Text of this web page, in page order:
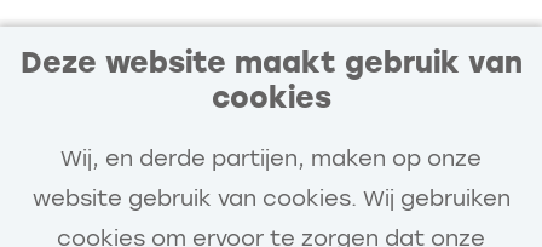
Deze website maakt gebruik van
cookies
Wij, en derde partijen, maken op onze
website gebruik van cookies. Wij gebruiken
cookies om ervoor te zorgen dat onze
Blijf op de hoogte van
vacatures die bij jou passen
Ontvang vacatures van Van Gelder die
aansluiten op jouw interesses en